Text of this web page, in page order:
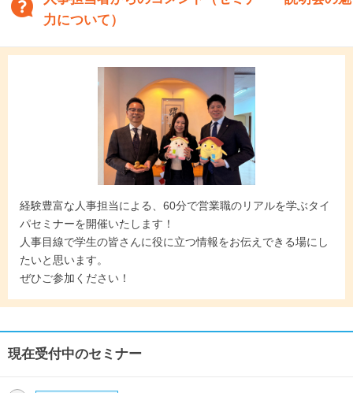
力について）
経験豊富な人事担当による、60分で営業職のリアルを学ぶタイ
パセミナーを開催いたします！
人事目線で学生の皆さんに役に立つ情報をお伝えできる場にし
たいと思います。
ぜひご参加ください！
現在受付中のセミナー